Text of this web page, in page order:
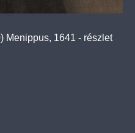
Menippus, 1641 - részlet